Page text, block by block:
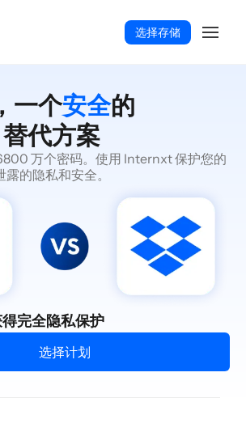
选择存储
一个安全的
代方案
万个密码。使用 Internxt 保护您的
的隐私和安全。
完全隐私保护
选择计划